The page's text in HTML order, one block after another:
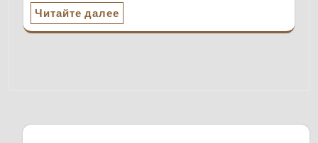
Читайте далее